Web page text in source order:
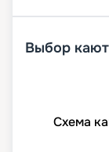
Выбор
Схема